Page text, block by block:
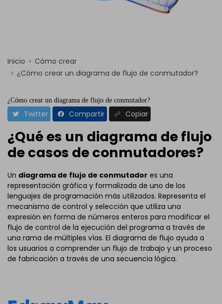
Inicio
Cómo crear
¿Cómo crear un diagrama de flujo de conmutador?
¿Cómo crear un diagrama de flujo de conmutador?
Twitter Compartir Copiar
¿Qué es un diagrama de flujo
de casos de conmutadores?
Un diagrama de flujo de conmutador es una
representación gráfica y formalizada de uno de los
lenguajes de programación más utilizados. Representa el
mecanismo de control y selección que utiliza una
expresión en forma de números enteros para modificar el
flujo de control de la ejecución del programa a través de
una rama de múltiples vías. El diagrama de flujo ayuda a
los usuarios a comprender un flujo de trabajo y un proceso
de fabricación a través de una secuencia lógica.